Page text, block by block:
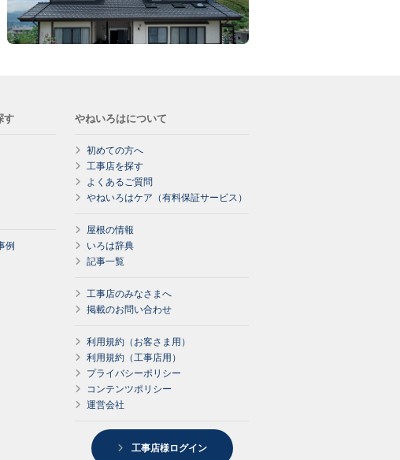
す
例
やねいろはについて
初めての方へ
工事店を探す
よくあるご質問
やねいろはケア（有料保証サービス）
屋根の情報
いろは辞典
記事一覧
工事店のみなさまへ
掲載のお問い合わせ
利用規約（お客さま用）
利用規約（工事店用）
プライバシーポリシー
コンテンツポリシー
運営会社
工事店様ログイン